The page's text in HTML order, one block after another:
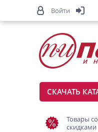
СКАЧАТЬ
Товары со
скидками
Войти